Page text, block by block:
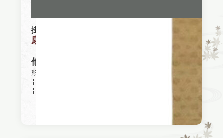
掛軸
康有為
他社買取参考価格
総合買取業者買取価格：1,000円
骨董品買取専門店A社買取価格：600,000円
骨董品買取専門店B社買取価格：960,000円